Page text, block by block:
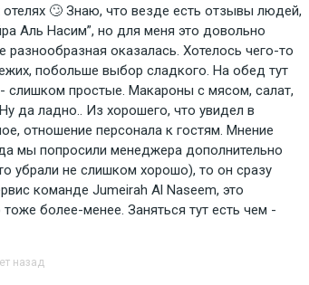
🙄 Знаю, что везде есть отзывы людей,
Аль Насим”, но для меня это довольно
разнообразная оказалась. Хотелось чего-то
побольше выбор сладкого. На обед тут
слишком простые. Макароны с мясом, салат,
да ладно.. Из хорошего, что увидел в
отношение персонала к гостям. Мнение
мы попросили менеджера дополнительно
убрали не слишком хорошо), то он сразу
команде Jumeirah Al Naseem, это
более-менее. Заняться тут есть чем -
назад